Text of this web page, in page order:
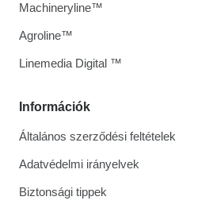
Információk
Általános szerződési feltételek
Adatvédelmi irányelvek
Biztonsági tippek
Machineryline™
Agroline™
Linemedia Digital ™